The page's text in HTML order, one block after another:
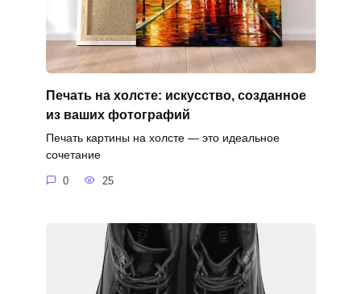
Печать на холсте: искусство, созданное
из ваших фотографий
Печать картины на холсте — это идеальное
сочетание
0 25